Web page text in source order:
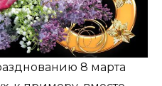
8 марта